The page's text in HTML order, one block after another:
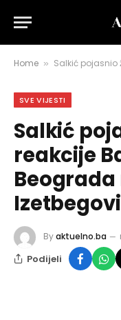
Home » Salkić pojasnio
SVE VIJESTI
Salkić
reakcije
Beograda
Byaktuelno.ba
Podijeli